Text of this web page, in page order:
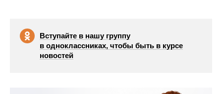
Вступайте в нашу группу
в одноклассниках, чтобы быть в курсе
новостей